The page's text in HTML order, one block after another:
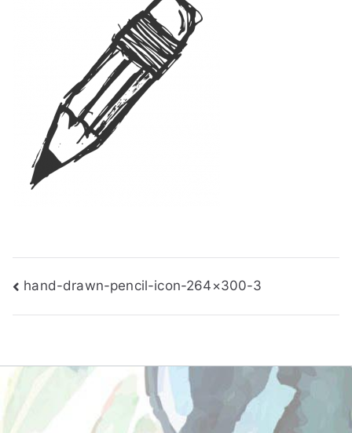
Πλοήγηση
άρθρων
hand-drawn-pencil-icon-264×300-3